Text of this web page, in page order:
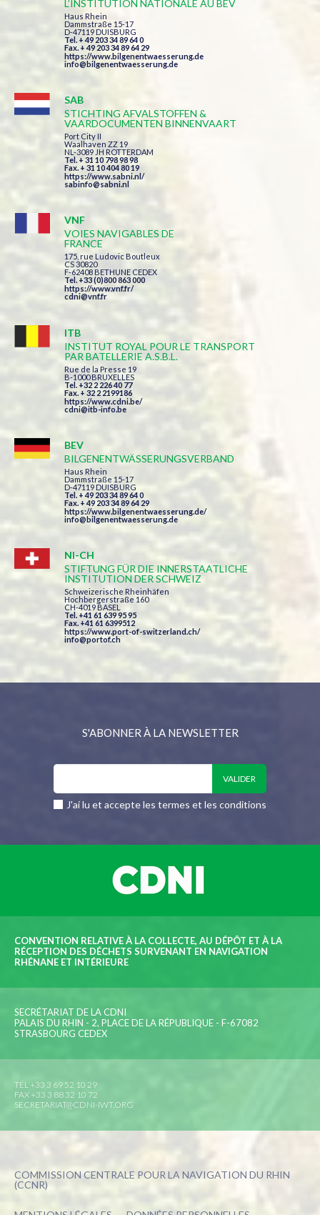
L’INSTITUTION NATIONALE AU BEV
Haus Rhein
Dammstraße 15-17
D-47119 DUISBURG
Tel. + 49 203 34 89 64 0
Fax. + 49 203 34 89 64 29
https://www.bilgenentwaesserung.de
info@bilgenentwaesserung.de
SAB
STICHTING AFVALSTOFFEN &
VAARDOCUMENTEN BINNENVAART
Port City II
Waalhaven ZZ 19
NL-3089 JH ROTTERDAM
Tel. + 31 10 798 98 98
Fax. + 31 10 404 80 19
https://www.sabni.nl/
sabinfo@sabni.nl
VNF
VOIES NAVIGABLES DE
FRANCE
175, rue Ludovic Boutleux
CS 30820
F-62408 BETHUNE CEDEX
Tel. +33 (0)800 863 000
https://www.vnf.fr/
cdni@vnf.fr
ITB
INSTITUT ROYAL POUR LE TRANSPORT
PAR BATELLERIE A.S.B.L.
Rue de la Presse 19
B-1000 BRUXELLES
Tel. +32 2 226 40 77
Fax. + 32 2 2199186
https://www.cdni.be/
cdni@itb-info.be
BEV
BILGENENTWÄSSERUNGSVERBAND
Haus Rhein
Dammstraße 15-17
D-47119 DUISBURG
Tel. + 49 203 34 89 64 0
Fax. + 49 203 34 89 64 29
https://www.bilgenentwaesserung.de/
info@bilgenentwaesserung.de
NI-CH
STIFTUNG FÜR DIE INNERSTAATLICHE
INSTITUTION DER SCHWEIZ
Schweizerische Rheinhäfen
Hochbergerstraße 160
CH-4019 BASEL
Tel. +41 61 639 95 95
Fax. +41 61 6399512
https://www.port-of-switzerland.ch/
info@portof.ch
S'ABONNER À LA NEWSLETTER
J'ai lu et accepte les termes et les conditions
CONVENTION RELATIVE À LA COLLECTE, AU DÉPÔT ET À LA
RÉCEPTION DES DÉCHETS SURVENANT EN NAVIGATION
RHÉNANE ET INTÉRIEURE
SECRÉTARIAT DE LA CDNI
PALAIS DU RHIN - 2, PLACE DE LA RÉPUBLIQUE - F-67082
STRASBOURG CEDEX
TÉL +33 3 69 52 10 29
FAX +33 3 88 32 10 72
SECRETARIAT@CDNI-IWT.ORG
COMMISSION CENTRALE POUR LA NAVIGATION DU RHIN
(CCNR)